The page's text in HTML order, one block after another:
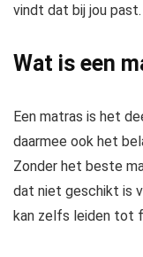
vindt dat bij jou past.
Wat is een
Een matras is het
daarmee ook het
Zonder het beste
dat niet geschikt is
kan zelfs leiden tot